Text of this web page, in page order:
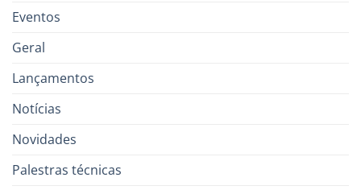
Eventos
Geral
Lançamentos
Notícias
Novidades
Palestras técnicas